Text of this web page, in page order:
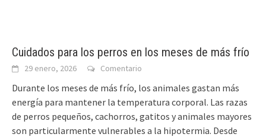
Cuidados para los perros en los meses de más frío
29 enero, 2026 Comentario
Durante los meses de más frío, los animales gastan más
energía para mantener la temperatura corporal. Las razas
de perros pequeños, cachorros, gatitos y animales mayores
son particularmente vulnerables a la hipotermia. Desde